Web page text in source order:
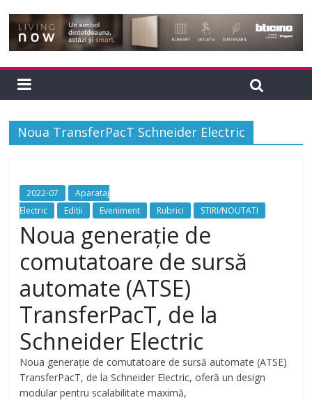
Noua TransferPacT Schneider Electric
2022-07
Aparataj
Electric
Editii Eveniment Rubrici STIRI/NOUTATI
Noua generație de
comutatoare de sursă
automate (ATSE)
TransferPacT, de la
Schneider Electric
Noua generație de comutatoare de sursă automate (ATSE)
TransferPacT, de la Schneider Electric, oferă un design
modular pentru scalabilitate maximă,